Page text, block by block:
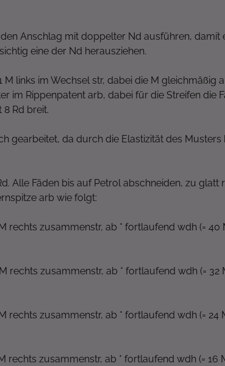
Anschlag mit doppelter Nd ausführen, damit
eine der Nd herausziehen.
M links im Wechsel str, dabei die M gleichmäßig
im Rippenpatent arb, dabei für die Streifen die
8 Rd breit.
gearbeitet, da durch die Elastizität des Musters
Alle Fäden bis auf Petrol abschneiden, zu glatt
arb wie folgt:
rechts zusammenstr, ab * fortlaufend wdh (= 40
rechts zusammenstr, ab * fortlaufend wdh (= 32
rechts zusammenstr, ab * fortlaufend wdh (= 24
rechts zusammenstr, ab * fortlaufend wdh (= 16